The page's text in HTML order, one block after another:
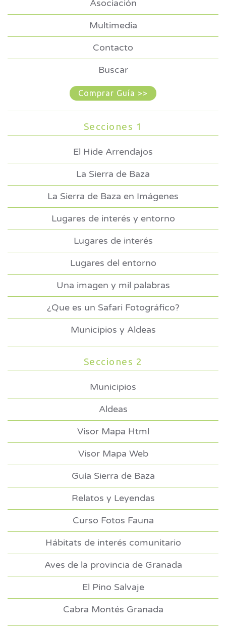
Asociación
Multimedia
Contacto
Buscar
Comprar Guía >>
Secciones 1
El Hide Arrendajos
La Sierra de Baza
La Sierra de Baza en Imágenes
Lugares de interés y entorno
Lugares de interés
Lugares del entorno
Una imagen y mil palabras
¿Que es un Safari Fotográfico?
Municipios y Aldeas
Secciones 2
Municipios
Aldeas
Visor Mapa Html
Visor Mapa Web
Guía Sierra de Baza
Relatos y Leyendas
Curso Fotos Fauna
Hábitats de interés comunitario
Aves de la provincia de Granada
El Pino Salvaje
Cabra Montés Granada